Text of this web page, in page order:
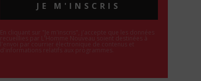
JE M'INSCRIS
En cliquant sur "Je m'inscris", j'accepte que les données
recueillies par L'Homme Nouveau soient destinées à
l'envoi par courrier électronique de contenus et
d'informations relatifs aux programmes.